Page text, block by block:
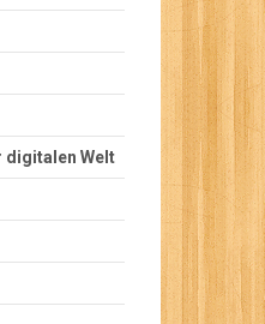
digitalen Welt